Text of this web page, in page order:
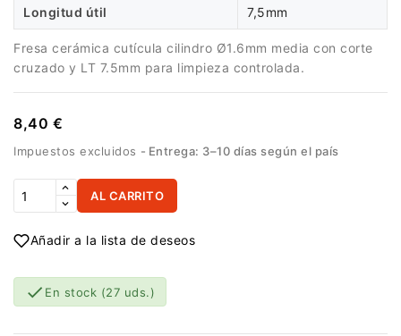
Longitud útil 7,5mm
Fresa cerámica cutícula cilindro Ø1.6mm media con corte
cruzado y LT 7.5mm para limpieza controlada.
8,40 €
Impuestos excluidos Entrega: 3–10 días según el país
AL CARRITO
Añadir a la lista de deseos
 En stock (27 uds.)